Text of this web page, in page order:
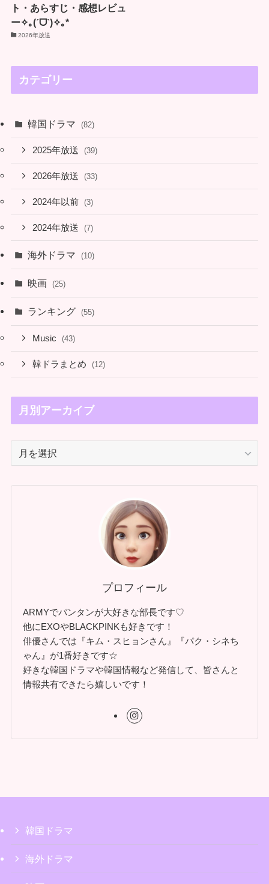
ト・あらすじ・感想レビュ
ー✧｡(ˊᗜˋ)✧｡*
2026年放送
カテゴリー
韓国ドラマ (82)
2025年放送 (39)
2026年放送 (33)
2024年以前 (3)
2024年放送 (7)
海外ドラマ (10)
映画 (25)
ランキング (55)
Music (43)
韓ドラまとめ (12)
月別アーカイブ
プロフィール
ARMYでバンタンが大好きな部長です♡
他にEXOやBLACKPINKも好きです！
俳優さんでは『キム・スヒョンさん』『パク・シネち
ゃん』が1番好きです☆
好きな韓国ドラマや韓国情報など発信して、皆さんと
情報共有できたら嬉しいです！
韓国ドラマ
海外ドラマ